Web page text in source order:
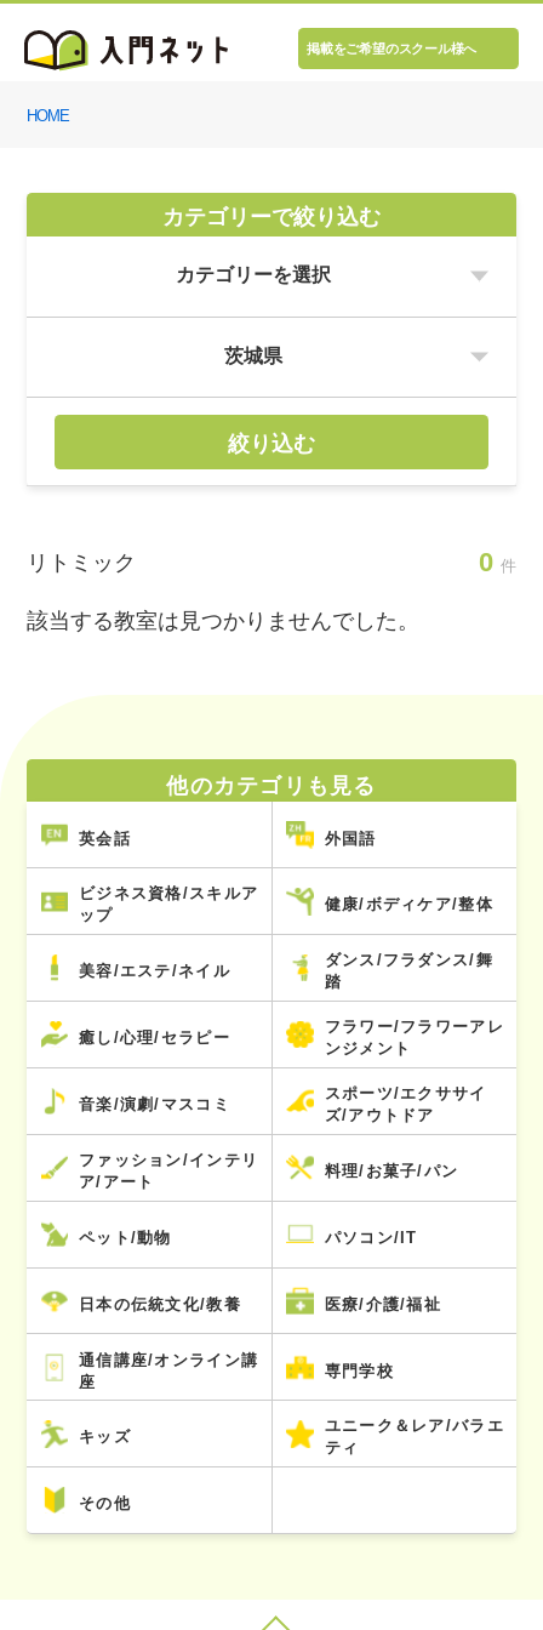
掲載をご希望のスクール様へ
HOME
カテゴリーで絞り込む
絞り込む
リトミック 0 件
該当する教室は見つかりませんでした。
他のカテゴリも見る
英会話 外国語
ビジネス資格/スキルア
ップ
健康/ボディケア/整体
美容/エステ/ネイル
ダンス/フラダンス/舞
踏
癒し/心理/セラピー
フラワー/フラワーアレ
ンジメント
音楽/演劇/マスコミ
スポーツ/エクササイ
ズ/アウトドア
ファッション/インテリ
ア/アート
料理/お菓子/パン
ペット/動物 パソコン/IT
日本の伝統文化/教養 医療/介護/福祉
通信講座/オンライン講
座
専門学校
キッズ
ユニーク＆レア/バラエ
ティ
その他